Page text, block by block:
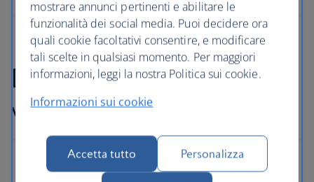
Domande frequenti sui
voli per i Caraibi
mostrare annunci pertinenti e abilitare le
funzionalità dei social media. Puoi decidere ora
quali cookie facoltativi consentire, e modificare
tali scelte in qualsiasi momento. Per maggiori
informazioni, leggi la nostra Politica sui cookie.
Informazioni sui cookie
Accetta tutto Personalizza